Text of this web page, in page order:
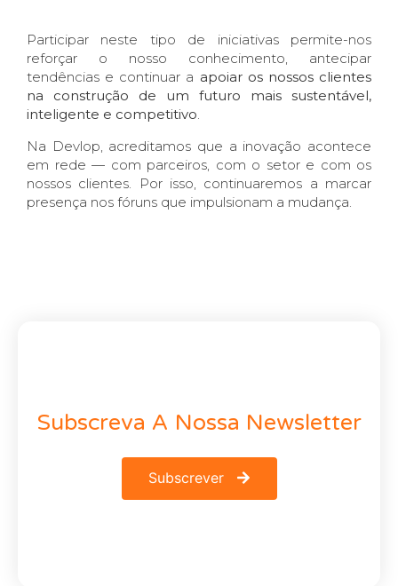
Participar neste tipo de iniciativas permite-nos
reforçar o nosso conhecimento, antecipar
tendências e continuar a apoiar os nossos clientes
na construção de um futuro mais sustentável,
inteligente e competitivo.
Na Devlop, acreditamos que a inovação acontece
em rede — com parceiros, com o setor e com os
nossos clientes. Por isso, continuaremos a marcar
presença nos fóruns que impulsionam a mudança.
Subscreva A Nossa Newsletter
Subscrever